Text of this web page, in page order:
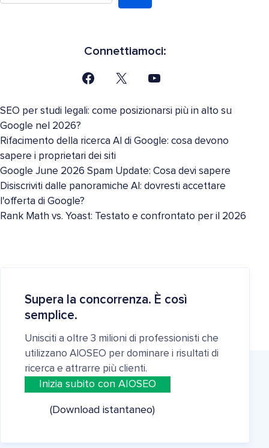
Connettiamoci:
SEO per studi legali: come posizionarsi più in alto su
Google nel 2026?
Rifacimento della ricerca AI di Google: cosa devono
sapere i proprietari dei siti
Google June 2026 Spam Update: Cosa devi sapere
Disiscriviti dalle panoramiche AI: dovresti accettare
l'offerta di Google?
Rank Math vs. Yoast: Testato e confrontato per il 2026
Supera la concorrenza. È così
semplice.
Unisciti a oltre 3 milioni di professionisti che
utilizzano AIOSEO per dominare i risultati di
ricerca e attrarre più clienti.
Inizia subito con AIOSEO
(Download istantaneo)